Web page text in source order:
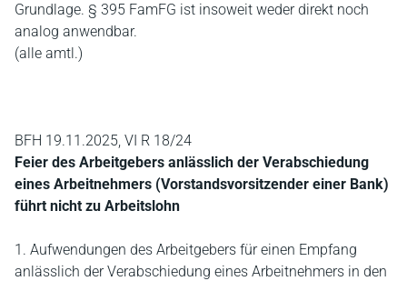
Grundlage. § 395 FamFG ist insoweit weder direkt noch
analog anwendbar.
(alle amtl.)
BFH 19.11.2025, VI R 18/24
Feier des Arbeitgebers anlässlich der Verabschiedung
eines Arbeitnehmers (Vorstandsvorsitzender einer Bank)
führt nicht zu Arbeitslohn
1. Aufwendungen des Arbeitgebers für einen Empfang
anlässlich der Verabschiedung eines Arbeitnehmers in den